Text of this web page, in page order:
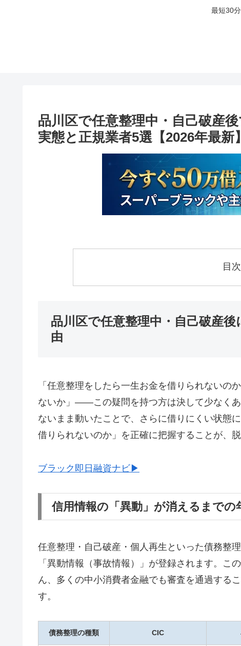
最短30
品川区で任意整理中・自己破産
実態と正規業者5選【2026年最新】
目次
品川区で任意整理中・自己破産
由
「任意整理をしたら一生お金を借りられないの
ないか」——この疑問を持つ方は決して少なく
ないまま動いたことで、さらに借りにくい状態
借りられないのか」を正確に把握することが、
ブラック即日融資ナビ▶
信用情報の「異動」が消えるまでの
任意整理・自己破産・個人再生といった債務整
「異動情報（事故情報）」が登録されます。こ
ん、多くの中小消費者金融でも審査を通過する
す。
債務整理の種類 CIC